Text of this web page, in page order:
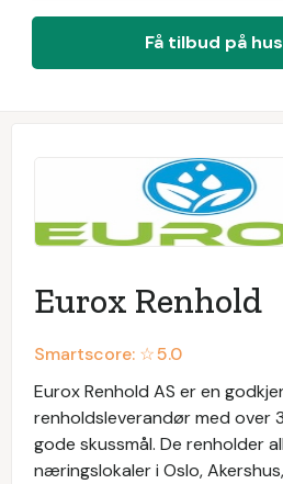
Få tilbud på
Eurox Renhold
Smartscore: ☆5.0
Eurox Renhold AS er en
renholdsleverandør med over
gode skussmål. De renholder
næringslokaler i Oslo,